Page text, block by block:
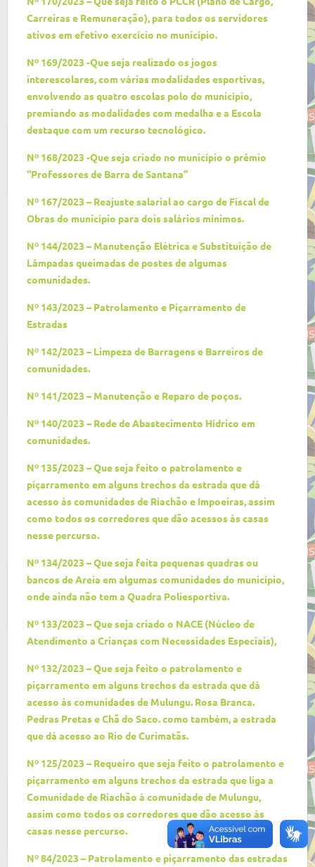
Carreiras e Remuneração), para todos os servidores
ativos em efetivo exercício no município.
Nº 169/2023 -Que seja realizado os jogos
interescolares, com várias modalidades esportivas,
envolvendo as quatro escolas polo do município,
premiando as modalidades com medalha e a Escola
destaque com um recurso tecnológico.
Nº 168/2023 -Que seja criado no município o prêmio
“Professores de Barra de Santana”
Nº 167/2023 – Reajuste salarial ao cargo de Fiscal de
Obras do município para dois salários mínimos.
Nº 144/2023 – Manutenção Elétrica e Substituição de
Lâmpadas queimadas de postes de algumas
comunidades.
Nº 143/2023 – Patrolamento e Piçarramento de
Estradas
Nº 142/2023 – Limpeza de Barragens e Barreiros de
comunidades.
Nº 141/2023 – Manutenção e Reparo de poços.
Nº 140/2023 – Rede de Abastecimento Hídrico em
comunidades.
Nº 135/2023 – Que seja feito o patrolamento e
píçarramento em alguns trechos da estrada que dá
acesso às comunidades de Ríachão e Impoeiras, assim
como todos os corredores que dão acessos às casas
nesse percurso.
Nº 134/2023 – Que seja feita pequenas quadras ou
bancos de Areia em algumas comunidades do município,
onde ainda não tem a Quadra Poliesportiva.
Nº 133/2023 – Que seja criado o NACE (Núcleo de
Atendimento a Crianças com Necessidades Especiais),
Nº 132/2023 – Que seja feito o patrolamento e
piçarramento em alguns trechos da estrada que dá
acesso às comunidades de Mulungu. Rosa Branca.
Pedras Pretas e Chã do Saco. como também, a estrada
que dá acesso ao Rio de Curimatãs.
Nº 125/2023 – Requeiro que seja feito o patrolamento e
piçarramento em alguns trechos da estrada que liga a
Comunidade de Riachão à comunidade de Mulungu,
assim como todos os corredores que dão acesso às
casas nesse percurso.
Nº 84/2023 – Patrolamento e piçarramento das estradas